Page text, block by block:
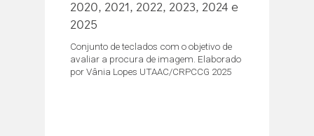
2020, 2021, 2022, 2023, 2024 e
2025
Conjunto de teclados com o objetivo de
avaliar a procura de imagem. Elaborado
por Vânia Lopes UTAAC/CRPCCG 2025